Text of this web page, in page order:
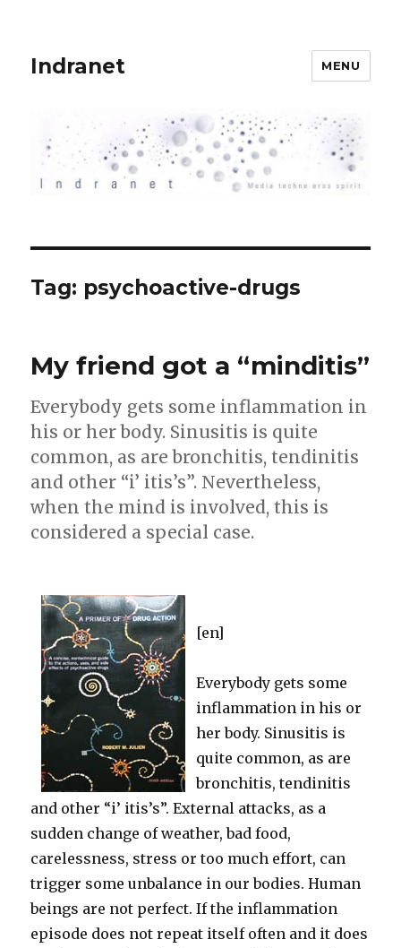
Indranet MENU
Tag: psychoactive-drugs
My friend got a “minditis”
Everybody gets some inflammation in
his or her body. Sinusitis is quite
common, as are bronchitis, tendinitis
and other “i’ itis’s”. Nevertheless,
when the mind is involved, this is
considered a special case.
[en]
Everybody gets some
inflammation in his or
her body. Sinusitis is
quite common, as are
bronchitis, tendinitis
and other “i’ itis’s”. External attacks, as a
sudden change of weather, bad food,
carelessness, stress or too much effort, can
trigger some unbalance in our bodies. Human
beings are not perfect. If the inflammation
episode does not repeat itself often and it does